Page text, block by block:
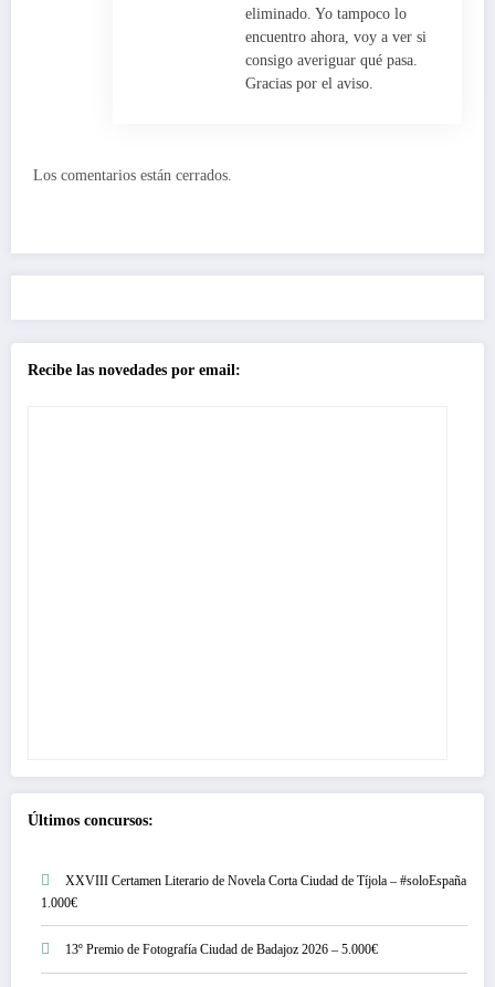
eliminado. Yo tampoco lo
encuentro ahora, voy a ver si
consigo averiguar qué pasa.
Gracias por el aviso.
Los comentarios están cerrados.
Recibe las novedades por email:
Últimos concursos:
XXVIII Certamen Literario de Novela Corta Ciudad de Tíjola – #soloEspaña
1.000€
13º Premio de Fotografía Ciudad de Badajoz 2026 – 5.000€